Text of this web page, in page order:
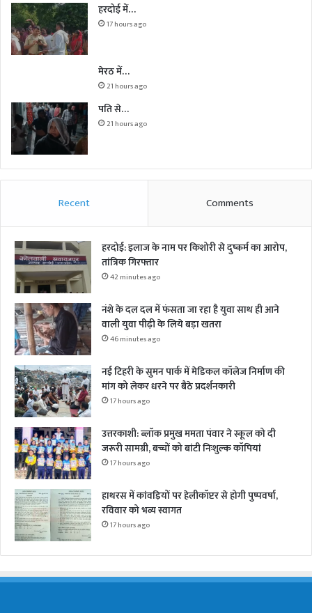
हरदोई में…
17 hours ago
मेरठ में…
21 hours ago
पति से…
21 hours ago
Recent Comments
हरदोई: इलाज के नाम पर किशोरी से दुष्कर्म का आरोप,
तांत्रिक गिरफ्तार
42 minutes ago
नंशे के दल दल में फंसता जा रहा है युवा साथ ही आने
वाली युवा पीढ़ी के लिये बड़ा खतरा
46 minutes ago
नई टिहरी के सुमन पार्क में मेडिकल कॉलेज निर्माण की
मांग को लेकर धरने पर बैठे प्रदर्शनकारी
17 hours ago
उत्तरकाशी: ब्लॉक प्रमुख ममता पंवार ने स्कूल को दी
जरूरी सामग्री, बच्चों को बांटी निःशुल्क कॉपियां
17 hours ago
हाथरस में कांवड़ियों पर हेलीकॉप्टर से होगी पुष्पवर्षा,
रविवार को भव्य स्वागत
17 hours ago